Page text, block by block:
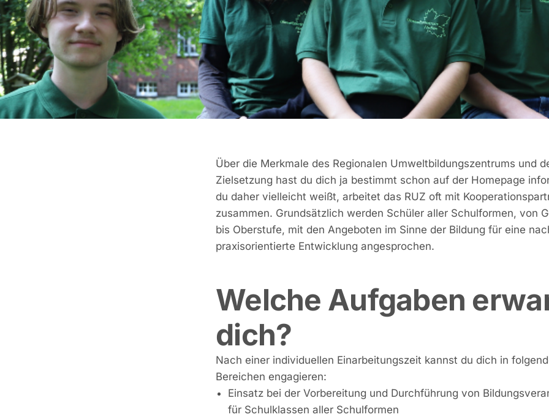
Über die Merkmale des Regionalen Umweltbildungszentrums und
Zielsetzung hast du dich ja bestimmt schon auf der Homepage
du daher vielleicht weißt, arbeitet das RUZ oft mit
zusammen. Grundsätzlich werden Schüler aller Schulformen, von
bis Oberstufe, mit den Angeboten im Sinne der Bildung für eine
praxisorientierte Entwicklung angesprochen.
Welche Aufgaben
dich?
Nach einer individuellen Einarbeitungszeit kannst du dich in
Bereichen engagieren:
Einsatz bei der Vorbereitung und Durchführung von
für Schulklassen aller Schulformen